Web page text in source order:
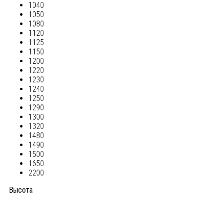
1040
1050
1080
1120
1125
1150
1200
1220
1230
1240
1250
1290
1300
1320
1480
1490
1500
1650
2200
Высота